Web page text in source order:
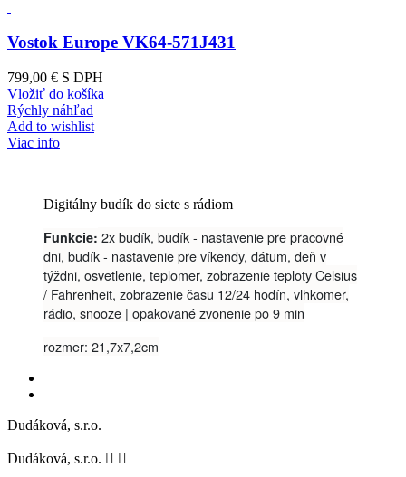
Vostok Europe VK64-571J431
799,00 € S DPH
Vložiť do košíka
Rýchly náhľad
Add to wishlist
Viac info
Digitálny budík do siete s rádiom
Funkcie: 2x budík, budík - nastavenie pre pracovné
dni, budík - nastavenie pre víkendy, dátum, deň v
týždni, osvetlenie, teplomer, zobrazenie teploty Celsius
/ Fahrenheit, zobrazenie času 12/24 hodín, vlhkomer,
rádio, snooze | opakované zvonenie po 9 min
rozmer: 21,7x7,2cm
Dudáková, s.r.o.
Dudáková, s.r.o.  